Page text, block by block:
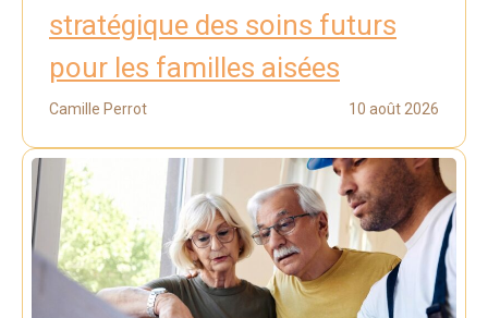
stratégique des soins futurs
pour les familles aisées
Camille Perrot 10 août 2026